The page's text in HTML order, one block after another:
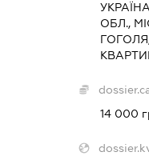
ОБЛ.,
14 000